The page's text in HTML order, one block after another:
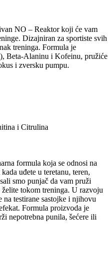
NO – Reaktor koji će vam
Dizajniran za sportiste svih
treninga. Formula je
Beta-Alaninu i Kofeinu, pružiće
i zversku pumpu.
i Citrulina
formula koja se odnosi na
uđete u teretanu, teren,
smo punjač da vam pruži
tokom treninga. U razvoju
testirane sastojke i njihovu
Formula proizvoda je
nepotrebna punila, šećere ili